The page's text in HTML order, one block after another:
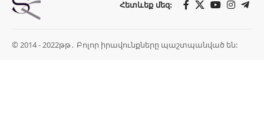
Հետևեք մեզ:
© 2014 - 2022թթ․ Բոլոր իրավունքները պաշտպանված են: